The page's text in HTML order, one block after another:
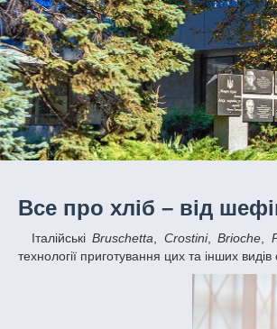
Все про хліб – від
ІталійськіBruschetta Crostini,Brioche
технології приготування цих та інших